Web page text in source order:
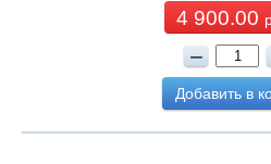
4 900.00
−
Добавить в